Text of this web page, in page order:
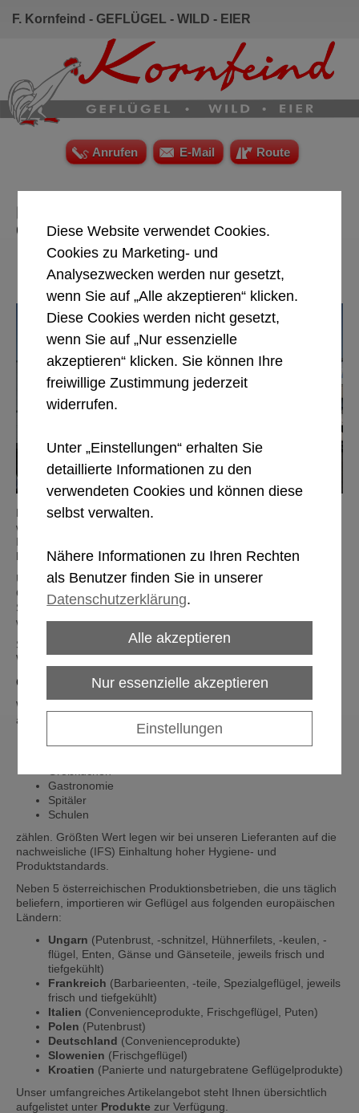
F. Kornfeind - GEFLÜGEL - WILD - EIER
Anrufen E-Mail Route
Kornfeind, Ihr Geflügel-Großhandel in
Österreich
Derzeit beläuft sich die Arbeitszeit von
Montag bis Donnerstag 5:00 - 14:00 Uhr &
Freitag5:00 - 13:00 Uhr !
Die Firma Friedrich Kornfeind KG ist ein Familienunternehmen,
welches sich seit mehr als 100 Jahren auf den Großhandel und
Import von frischem und tiefgekühltem
hat.
Unser Betrieb war vom Jahre 1895 bis 2007 im 12. Wiener
Gemeindebezirk ansässig. Im Jahre 2007 erfolgte der
Spatenstich für den Bau unseres neuen Betriebsstandortes,
welcher nach modernsten EU-Richtlinien errichtet wurde.
Seit Anfang 2008 befindet sich unser Firmensitz nun in 1030
Wien, Franzosengraben 20.
Geflügel-Großhandel in ganz Österreich
Wir beliefern ein breites Kundenspektrum, zu welchem unter
anderem
Gastronomie
Spitäler
Schulen
zählen. Größten Wert legen wir bei unseren Lieferanten auf die
nachweisliche (IFS) Einhaltung hoher Hygiene- und
Produktstandards.
Neben 5 österreichischen Produktionsbetrieben, die uns täglich
beliefern, importieren wir Geflügel aus folgenden europäischen
Ländern:
Ungarn (Putenbrust, -schnitzel, Hühnerfilets, -keulen, -
flügel, Enten, Gänse und Gänseteile, jeweils frisch und
tiefgekühlt)
Frankreich (Barbarieenten, -teile, Spezialgeflügel, jeweils
frisch und tiefgekühlt)
Italien (Convenienceprodukte, Frischgeflügel, Puten)
Polen (Putenbrust)
Deutschland (Convenienceprodukte)
Slowenien (Frischgeflügel)
Kroatien (Panierte und naturgebratene Geflügelprodukte)
Unser umfangreiches Artikelangebot steht Ihnen übersichtlich
aufgelistet unter Produkte zur Verfügung.
Diese Website verwendet Cookies.
Cookies zu Marketing- und
Analysezwecken werden nur gesetzt,
wenn Sie auf „Alle akzeptieren“ klicken.
Diese Cookies werden nicht gesetzt,
wenn Sie auf „Nur essenzielle
akzeptieren“ klicken. Sie können Ihre
freiwillige Zustimmung jederzeit
widerrufen.
Unter „Einstellungen“ erhalten Sie
detaillierte Informationen zu den
verwendeten Cookies und können diese
selbst verwalten.
Nähere Informationen zu Ihren Rechten
als Benutzer finden Sie in unserer
Datenschutzerklärung.
Alle akzeptieren
Nur essenzielle akzeptieren
Einstellungen